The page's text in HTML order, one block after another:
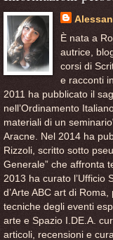
È nata a
autrice,
corsi di
e racconti
2011 ha pubblicato il
nell’Ordinamento
materiali di un
Aracne. Nel 2014 ha
Rizzoli, scritto sotto
Generale” che affronta
2013 ha curato l’Ufficio
d’Arte ABC art di
tecniche degli eventi
arte e Spazio I.DE.A.
articoli, recensioni e